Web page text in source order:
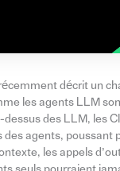
décrit un
les agents LLM
dessus des LLM, les
agents, poussant
les appels